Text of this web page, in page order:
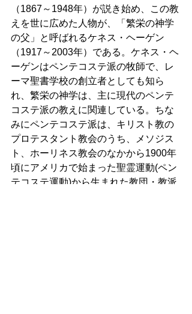
（1867～1948年）が説き始め、この教
えを世に広めた人物が、「繁栄の神学
の父」と呼ばれるケネス・ヘーゲン
（1917～2003年）である。ケネス・ヘ
ーゲンはペンテコステ派の牧師で、レ
ーマ聖書学校の創立者としても知ら
れ、繁栄の神学は、主に現代のペンテ
コステ派の教えに関連している。ちな
みにペンテコステ派は、キリスト教の
プロテスタント教会のうち、メソジス
ト、ホーリネス教会のなかから1900年
頃にアメリカで始まった聖霊運動(ペン
テコステ運動)から生まれた教団・教派